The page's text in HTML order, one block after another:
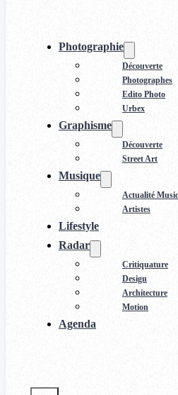
Photographie
Découverte
Photographes
Edito Photo
Urbex
Graphisme
Découverte
Street Art
Musique
Actualité
Artistes
Lifestyle
Radar
Critiquature
Design
Architecture
Motion
Agenda